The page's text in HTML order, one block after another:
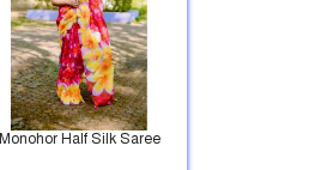
Monohor Half Silk Saree